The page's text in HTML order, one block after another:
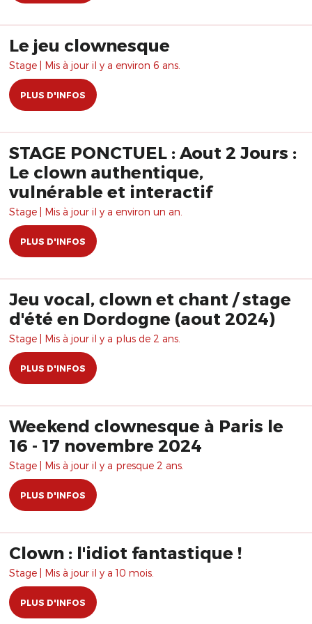
Le jeu clownesque
Stage | Mis à jour il y a environ 6 ans.
PLUS D'INFOS
STAGE PONCTUEL : Aout 2 Jours :
Le clown authentique,
vulnérable et interactif
Stage | Mis à jour il y a environ un an.
PLUS D'INFOS
Jeu vocal, clown et chant / stage
d'été en Dordogne (aout 2024)
Stage | Mis à jour il y a plus de 2 ans.
PLUS D'INFOS
Weekend clownesque à Paris le
16 - 17 novembre 2024
Stage | Mis à jour il y a presque 2 ans.
PLUS D'INFOS
Clown : l'idiot fantastique !
Stage | Mis à jour il y a 10 mois.
PLUS D'INFOS